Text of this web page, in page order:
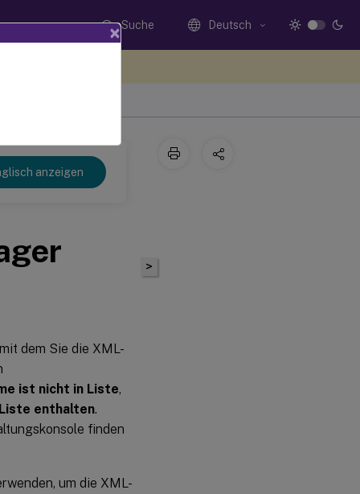
Suche Deutsch
anzeigen
dem Sie die XML-
ist nicht in Liste,
enthalten.
finden
um die XML-
>
×